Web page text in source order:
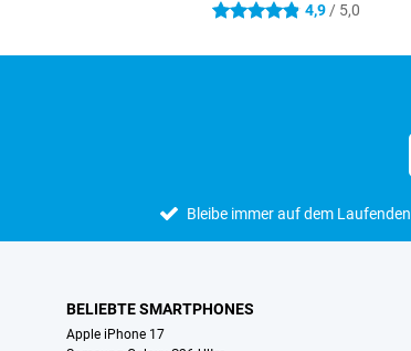
4.9 Sterne 4,9/ 5,0
Bleibe immer auf dem Laufenden
BELIEBTE SMARTPHONES
Apple iPhone 17